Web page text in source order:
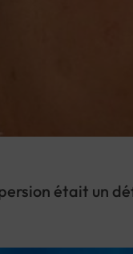
était un